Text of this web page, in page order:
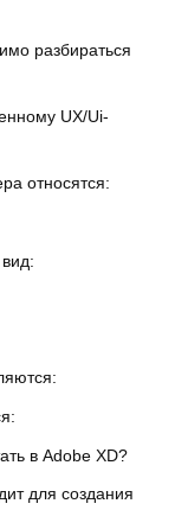
разбираться
UX/Ui-
относятся:
в Adobe XD?
для создания